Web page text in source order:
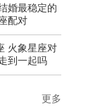
婚最稳定的
配对
火象星座对
到一起吗
更多